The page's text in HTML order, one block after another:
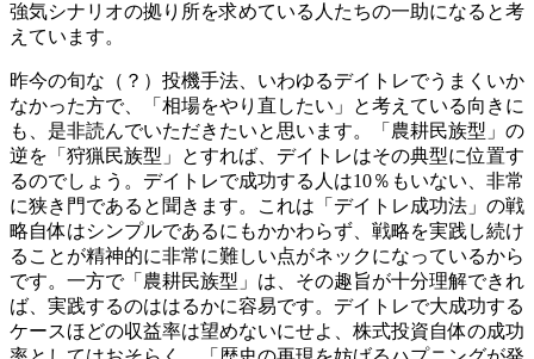
強気シナリオの拠り所を求めている人たちの一助になると考
えています。
昨今の旬な（？）投機手法、いわゆるデイトレでうまくいか
なかった方で、「相場をやり直したい」と考えている向きに
も、是非読んでいただきたいと思います。「農耕民族型」の
逆を「狩猟民族型」とすれば、デイトレはその典型に位置す
るのでしょう。デイトレで成功する人は10％もいない、非常
に狭き門であると聞きます。これは「デイトレ成功法」の戦
略自体はシンプルであるにもかかわらず、戦略を実践し続け
ることが精神的に非常に難しい点がネックになっているから
です。一方で「農耕民族型」は、その趣旨が十分理解できれ
ば、実践するのははるかに容易です。デイトレで大成功する
ケースほどの収益率は望めないにせよ、株式投資自体の成功